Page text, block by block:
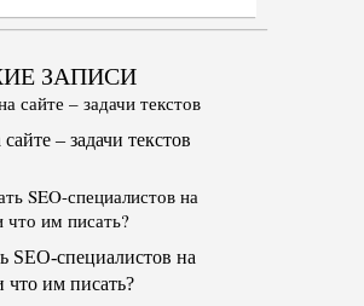
ЗАПИСИ
– задачи текстов
SEO-специалистов на
что им писать?